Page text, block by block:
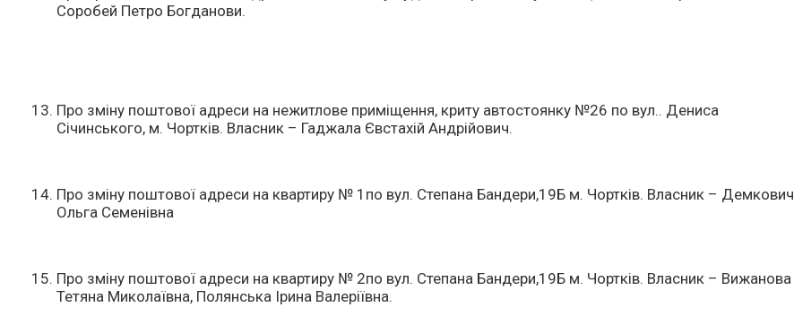
Соробей Петро Богданови.
Про зміну поштової адреси на нежитлове приміщення, криту автостоянку №26 по вул.. Дениса
Січинського, м. Чортків. Власник – Гаджала Євстахій Андрійович.
Про зміну поштової адреси на квартиру № 1по вул. Степана Бандери,19Б м. Чортків. Власник – Демкович
Ольга Семенівна
Про зміну поштової адреси на квартиру № 2по вул. Степана Бандери,19Б м. Чортків. Власник – Вижанова
Тетяна Миколаївна, Полянська Ірина Валеріївна.